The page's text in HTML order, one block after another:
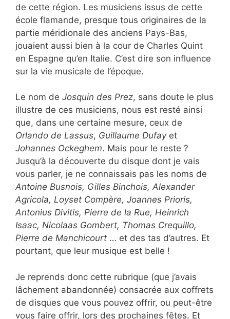
de cette région. Les musiciens issus de cette
école flamande, presque tous originaires de la
partie méridionale des anciens Pays-Bas,
jouaient aussi bien à la cour de Charles Quint
en Espagne qu’en Italie. C’est dire son influence
sur la vie musicale de l’époque.
Le nom de Josquin des Prez, sans doute le plus
illustre de ces musiciens, nous est resté ainsi
que, dans une certaine mesure, ceux de
Orlando de Lassus, Guillaume Dufayet
Johannes Ockeghem. Mais pour le reste ?
Jusqu’à la découverte du disque dont je vais
vous parler, je ne connaissais pas les noms de
Antoine Busnois, Gilles Binchois, Alexander
Agricola, Loyset Compère, Joannes Prioris,
Antonius Divitis, Pierre de la Rue, Heinrich
Isaac, Nicolaas Gombert, Thomas Crequillo,
Pierre de Manchicourt … et des tas d’autres. Et
pourtant, que leur musique est belle !
Je reprends donc cette rubrique (que j’avais
lâchement abandonnée) consacrée aux coffrets
de disques que vous pouvez offrir, ou peut-être
vous faire offrir, lors des prochaines fêtes. Et